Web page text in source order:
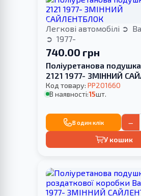
Легкові автомобілі
1977-
740.00 грн
Поліуретанова
2121 1977- ЗМІННИЙ
Код товару: PP201660
В наявності:15шт.
В один клік −
У кошик